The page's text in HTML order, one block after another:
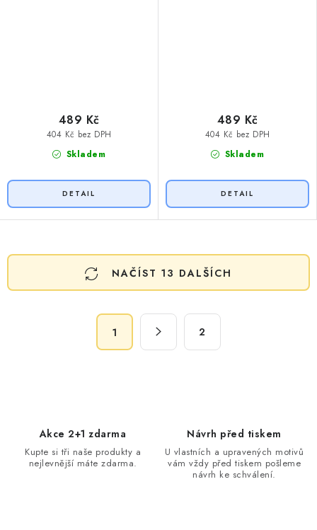
Skladem
404 Kč bez DPH
489 Kč
Skladem
404 Kč bez DPH
489 Kč
O
v
NAČÍST 13 DALŠÍCH
1 2
Akce 2+1 zdarma
Kupte si tři naše produkty a
nejlevnější máte zdarma.
Návrh před tiskem
U vlastních a upravených motivů
vám vždy před tiskem pošleme
návrh ke schválení.